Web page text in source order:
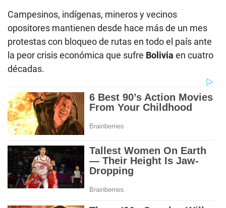
Campesinos, indígenas, mineros y vecinos
opositores mantienen desde hace más de un mes
protestas con bloqueo de rutas en todo el país ante
la peor crisis económica que sufre Bolivia en cuatro
décadas.